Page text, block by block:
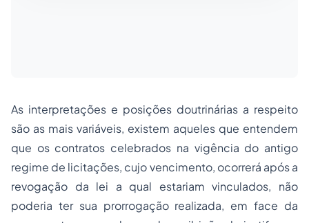
As interpretações e posições doutrinárias a respeito
são as mais variáveis, existem aqueles que entendem
que os contratos celebrados na vigência do antigo
regime de licitações, cujo vencimento, ocorrerá após a
revogação da lei a qual estariam vinculados, não
poderia ter sua prorrogação realizada, em face da